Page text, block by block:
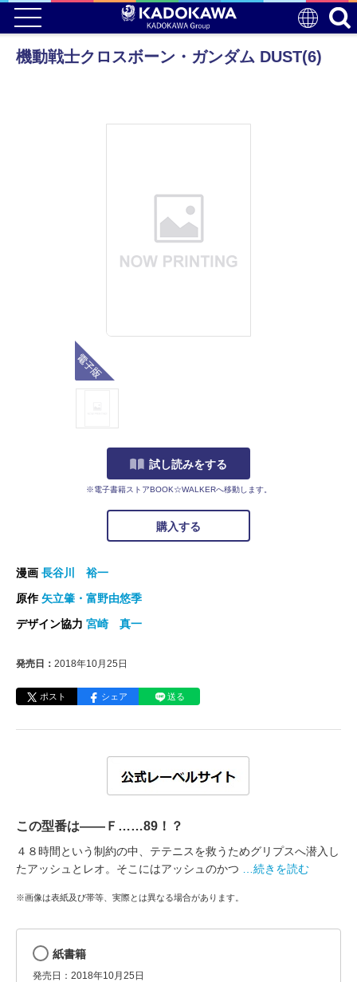
機動戦士クロスボーン・ガンダム DUST(6)
試し読みをする
※電子書籍ストアBOOK☆WALKERへ移動します。
購入する
漫画 長谷川 裕一
原作矢立肇・富野由悠季
デザイン協力 宮崎 真一
発売日： 2018年10月25日
ポスト シェア 送る
この型番は――Ｆ……89！？
４８時間という制約の中、テテニスを救うためグリプスへ潜入し
たアッシュとレオ。そこにはアッシュのかつ
…続きを読む
※画像は表紙及び帯等、実際とは異なる場合があります。
紙書籍
発売日：2018年10月25日